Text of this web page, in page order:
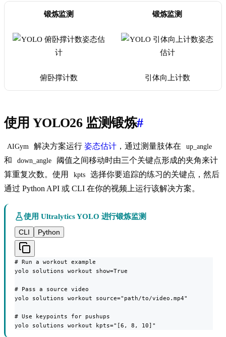
锻炼监测 锻炼监测
俯卧撑计数 引体向上计数
使用 YOLO26 监测锻炼#
AIGym 解决方案运行 姿态估计 ，通过测量肢体在 up_angle
和 down_angle
阈值之间移动时由三个关键点形成的夹角来计
算重复次数。使用
kpts
选择你要追踪的练习的关键点，然后
通过 Python API 或 CLI 在你的视频上运行该解决方案。
使用 Ultralytics YOLO 进行锻炼监测
CLI
Python
# Run a workout example
yolo solutions workout show=True
# Pass a source video
yolo solutions workout source="path/to/video.mp4"
# Use keypoints for pushups
yolo solutions workout kpts="[6, 8, 10]"